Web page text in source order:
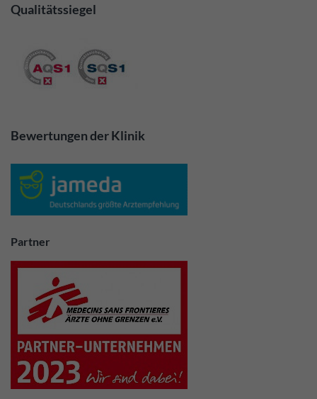
Qualitätssiegel
Bewertungen der Klinik
Partner